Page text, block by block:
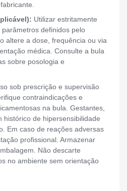
Utilizar estritamente
definidos pelo
altere a dose, frequência ou via
médica. Consulte a bula
sobre posologia e
sob prescrição e supervisão
contraindicações e
na bula. Gestantes,
histórico de hipersensibilidade
Em caso de reações adversas
profissional. Armazenar
Não descarte
no ambiente sem orientação